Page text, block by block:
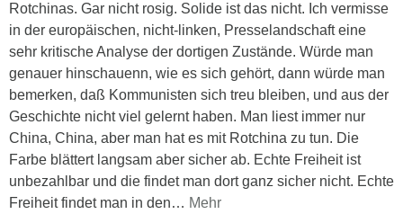
Rotchinas. Gar nicht rosig. Solide ist das nicht. Ich vermisse
in der europäischen, nicht-linken, Presselandschaft eine
sehr kritische Analyse der dortigen Zustände. Würde man
genauer hinschauenn, wie es sich gehört, dann würde man
bemerken, daß Kommunisten sich treu bleiben, und aus der
Geschichte nicht viel gelernt haben. Man liest immer nur
China, China, aber man hat es mit Rotchina zu tun. Die
Farbe blättert langsam aber sicher ab. Echte Freiheit ist
unbezahlbar und die findet man dort ganz sicher nicht. Echte
Freiheit findet man in den… Mehr